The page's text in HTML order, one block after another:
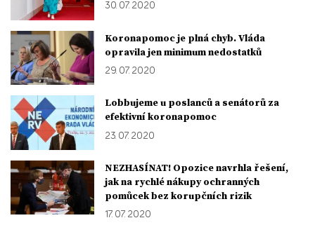
30. 07. 2020
Koronapomoc je plná chyb. Vláda
opravila jen minimum nedostatků
29. 07. 2020
Lobbujeme u poslanců a senátorů za
efektivní koronapomoc
23. 07. 2020
NEZHASÍNAT! Opozice navrhla řešení,
jak na rychlé nákupy ochranných
pomůcek bez korupčních rizik
17. 07. 2020